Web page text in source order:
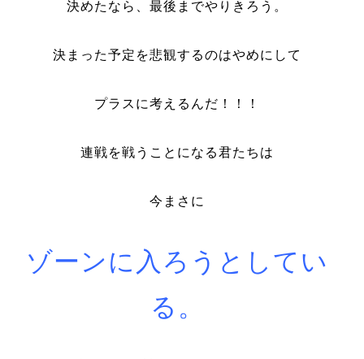
決めたなら、最後までやりきろう。
決まった予定を悲観するのはやめにして
プラスに考えるんだ！！！
連戦を戦うことになる君たちは
今まさに
ゾーンに入ろうとしてい
る。